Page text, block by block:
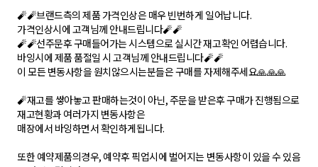
🧨🧨브랜드측의 제품 가격인상은 매우 빈번하게 일어납니다.
가격인상시에 고객님께 안내드립니다🧨🧨
🧨🧨선주문후 구매들어가는 시스템으로 실시간 재고확인 어렵습니다.
바잉시에 제품 품절일 시 고객님께 안내드립니다🧨🧨
이 모든 변동사항을 원치않으시는분들은 구매를 자제해주세요🙏🙏🙏
🧨재고를 쌓아놓고 판매하는것이 아닌, 주문을 받은후 구매가 진행됨으로
재고현황과 여러가지 변동사항은
매장에서 바잉하면서 확인하게됩니다.
또한 예약제품의경우, 예약후 픽업시에 벌어지는 변동사항이 있을 수 있음